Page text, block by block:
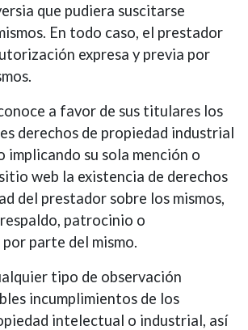
que pudiera suscitarse
En todo caso, el prestador
expresa y previa por
a favor de sus titulares los
derechos de propiedad industrial
implicando su sola mención o
web la existencia de derechos
del prestador sobre los mismos,
patrocinio o
parte del mismo.
tipo de observación
incumplimientos de los
intelectual o industrial, así